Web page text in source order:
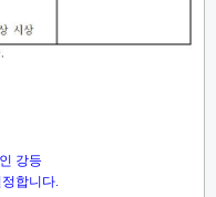
강등
합니다.